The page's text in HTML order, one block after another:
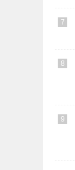
7
8
9